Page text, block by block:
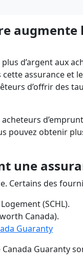
augmente
d’argent aux
assurance et
d’offrir des
pouvez obtenir
une
Certains des
(SCHL).
Canada).
Guaranty
Guaranty